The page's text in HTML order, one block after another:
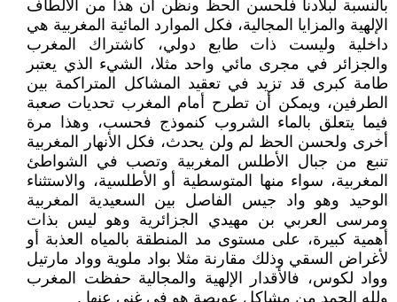
بالنسبة لبلادنا فلحسن الحظ ونظن أن هذا من الألطاف
الإلهية والمزايا المجالية، فكل الموارد المائية المغربية هي
داخلية وليست ذات طابع دولي، كاشتراك المغرب
والجزائر في مجرى مائي واحد مثلا، الشيء الذي يعتبر
طامة كبرى قد تزيد في تعقيد المشاكل المتراكمة بين
الطرفين، ويمكن أن تطرح أمام المغرب تحديات صعبة
فيما يتعلق بالماء الشروب كنموذج فحسب، وهذا مرة
أخرى ولحسن الحظ لم ولن يحدث، فكل الأنهار المغربية
تنبع من جبال الأطلس المغربية وتصب في الشواطئ
المغربية، سواء منها المتوسطية أو الأطلسية، والاستثناء
الوحيد وهو واد جيس الفاصل بين السعيدية المغربية
ومرسى العربي بن مهيدي الجزائرية وهو ليس بذات
أهمية كبيرة، على مستوى مد المنطقة بالمياه العذبة أو
لأغراض السقي وذلك مقارنة مثلا بواد ملوية وواد مارتيل
وواد لكوس، فالأقدار الإلهية والمجالية حفظت المغرب
ولله الحمد من مشاكل عويصة هو في غنى عنها .